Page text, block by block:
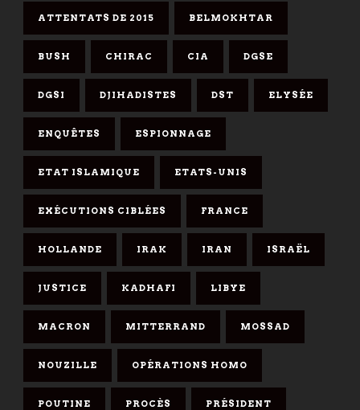
ATTENTATS DE 2015 BELMOKHTAR
BUSH CHIRAC CIA DGSE
DGSI DJIHADISTES DST ELYSÉE
ENQUÊTES ESPIONNAGE
ETAT ISLAMIQUE ETATS-UNIS
EXÉCUTIONS CIBLÉES FRANCE
HOLLANDE IRAK IRAN ISRAËL
JUSTICE KADHAFI LIBYE
MACRON MITTERRAND MOSSAD
NOUZILLE OPÉRATIONS HOMO
POUTINE PROCÈS PRÉSIDENT